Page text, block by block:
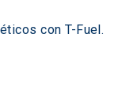
con T-Fuel.